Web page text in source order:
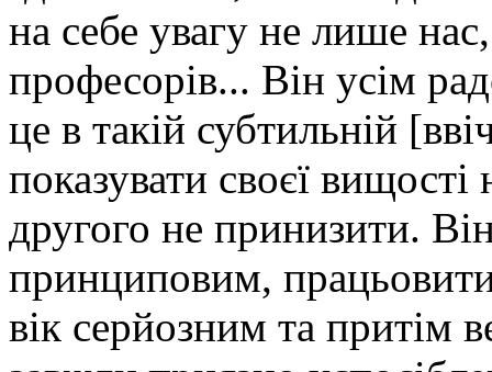
на себе увагу не лише
професорів... Він усім
це в такій субтильній
показувати своєї
другого не принизити.
принциповим,
вік серйозним та притім